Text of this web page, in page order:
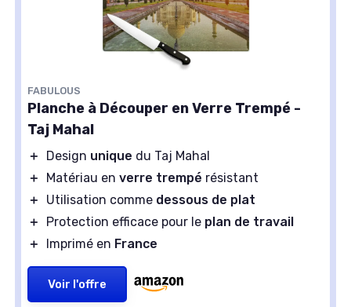
FABULOUS
Planche à Découper en Verre Trempé -
Taj Mahal
＋ Design unique du Taj Mahal
＋
Matériau en verre trempé résistant
＋
Utilisation comme dessous de plat
＋
Protection efficace pour le plan de travail
＋
Imprimé en France
Voir l'offre